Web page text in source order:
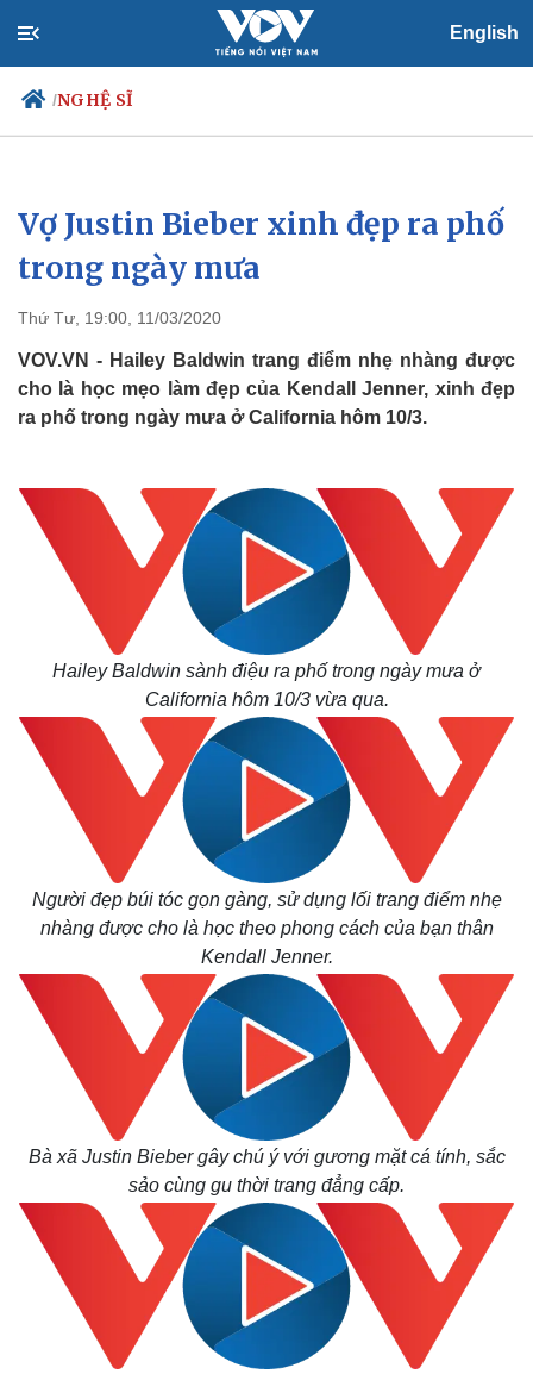
English
/NGHỆ SĨ
Chính trị
Tổ chức nhân sự
Nhận diện sự thật
Xã hội
Việc làm
Biển đảo
Multimedia
Vợ Justin Bieber xinh đẹp ra phố
trong ngày mưa
Thứ Tư, 19:00, 11/03/2020
VOV.VN - Hailey Baldwin trang điểm nhẹ nhàng được
cho là học mẹo làm đẹp của Kendall Jenner, xinh đẹp
ra phố trong ngày mưa ở California hôm 10/3.
Hailey Baldwin sành điệu ra phố trong ngày mưa ở
California hôm 10/3 vừa qua.
Người đẹp búi tóc gọn gàng, sử dụng lối trang điểm nhẹ
nhàng được cho là học theo phong cách của bạn thân
Kendall Jenner.
Bà xã Justin Bieber gây chú ý với gương mặt cá tính, sắc
sảo cùng gu thời trang đẳng cấp.